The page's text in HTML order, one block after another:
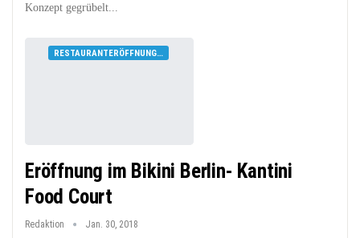
Konzept gegrübelt...
RESTAURANTERÖFFNUNGEN
Eröffnung im Bikini Berlin- Kantini
Food Court
Redaktion Jan. 30, 2018